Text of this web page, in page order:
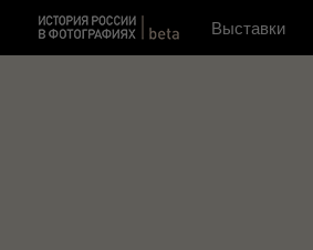
Выставки